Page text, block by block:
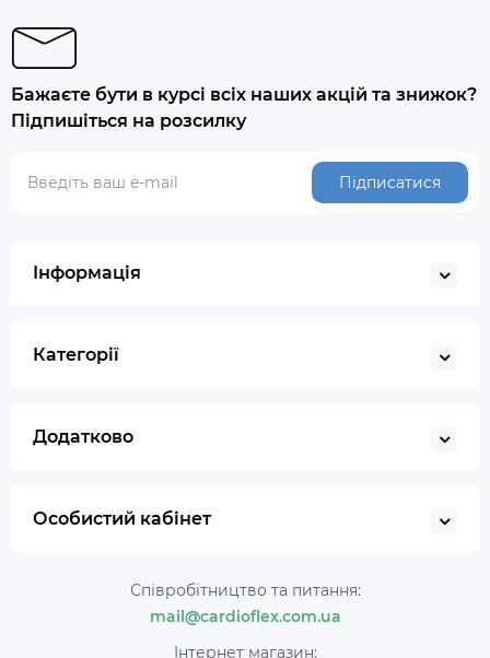
Бажаєте бути в курсі всіх наших акцій та знижок?
Підпишіться на розсилку
Підписатися
Інформація
Категорії
Додатково
Особистий кабінет
Співробітництво та питання:
mail@cardioflex.com.ua
Інтернет магазин: